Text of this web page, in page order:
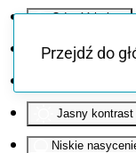
Odwróć kolory
Jasny kontrast
Niskie
Przejdź do